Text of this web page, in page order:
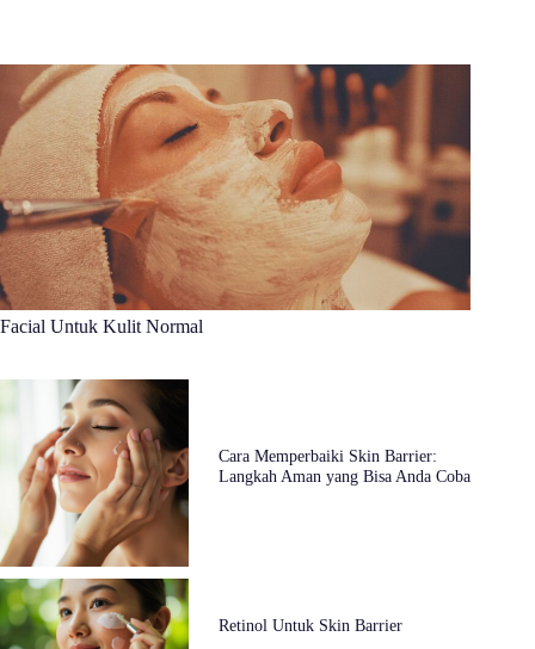
Facial Untuk Kulit Normal
Cara Memperbaiki Skin Barrier:
Langkah Aman yang Bisa Anda Coba
Retinol Untuk Skin Barrier